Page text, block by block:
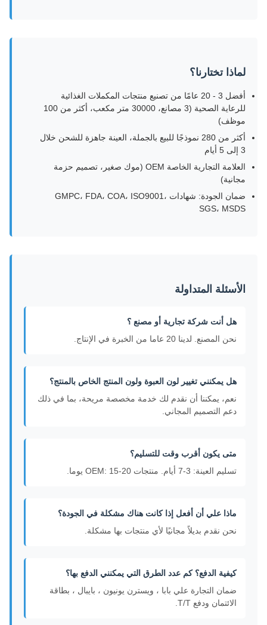
لماذا تختارنا؟
أفضل 3 - 20 عامًا من تصنيع منتجات المكملات الغذائية
للرعاية الصحية (3 مصانع، 30000 متر مكعب، أكثر من 100
موظف)
أكثر من 280 نموذجًا للبيع بالجملة، العينة جاهزة للشحن خلال
3 إلى 5 أيام
العلامة التجارية الخاصة OEM (موك صغير، تصميم حزمة
مجانية)
ضمان الجودة: شهادات GMPC، FDA، COA، ISO9001،
SGS، MSDS
الأسئلة المتداولة
هل أنت شركة تجارية أو مصنع ؟
نحن المصنع. لدينا 20 عاما من الخبرة في الإنتاج.
هل يمكنني تغيير لون العبوة ولون المنتج الخاص بالمنتج؟
نعم، يمكننا أن نقدم لك خدمة مخصصة مريحة، بما في ذلك
دعم التصميم المجاني.
متى يكون أقرب وقت للتسليم؟
تسليم العينة: 3-7 أيام. منتجات OEM: 15-20 يوما.
ماذا علي أن أفعل إذا كانت هناك مشكلة في الجودة؟
نحن نقدم بديلاً مجانيًا لأي منتجات بها مشكلة.
كيفية الدفع؟ كم عدد الطرق التي يمكنني الدفع بها؟
ضمان التجارة علي بابا ، ويسترن يونيون ، بايبال ، بطاقة
الائتمان ودفع T/T.